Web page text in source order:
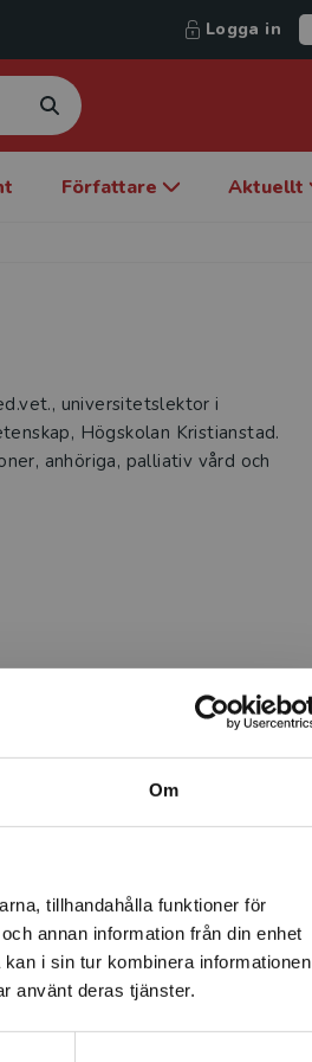
Om
tillhandahålla funktioner för
annan information från din enhet
i sin tur kombinera informationen
använt deras tjänster.
en
Logga in
Författare Aktuellt
universitetslektor i
Högskolan Kristianstad.
anhöriga, palliativ vård och